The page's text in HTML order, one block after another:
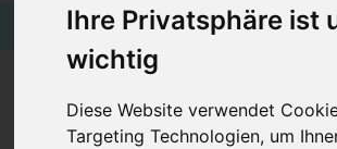
Ihre Privatsphäre ist
wichtig
Diese Website verwendet
Targeting Technologien, um
KINDERMODE
BLOG
KINDERHOSE AFFEN GELB